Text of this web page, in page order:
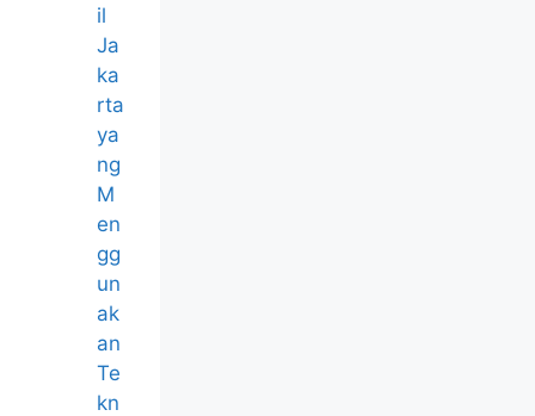
il
Ja
ka
rta
ya
ng
M
en
gg
un
ak
an
Te
kn